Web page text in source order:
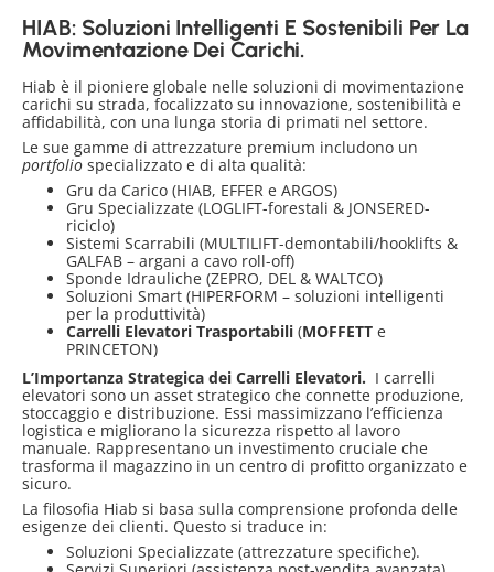
HIAB: Soluzioni Intelligenti E Sostenibili Per La
Movimentazione Dei Carichi.
Hiab è il pioniere globale nelle soluzioni di movimentazione
carichi su strada, focalizzato su innovazione, sostenibilità e
affidabilità, con una lunga storia di primati nel settore.
Le sue gamme di attrezzature premium includono un
portfolio specializzato e di alta qualità:
Gru da Carico (HIAB, EFFER e ARGOS)
Gru Specializzate (LOGLIFT-forestali & JONSERED-
riciclo)
Sistemi Scarrabili (MULTILIFT-demontabili/hooklifts &
GALFAB – argani a cavo roll-off)
Sponde Idrauliche (ZEPRO, DEL & WALTCO)
Soluzioni Smart (HIPERFORM – soluzioni intelligenti
per la produttività)
Carrelli Elevatori Trasportabili (MOFFETT e
PRINCETON)
L’Importanza Strategica dei Carrelli Elevatori. I carrelli
elevatori sono un asset strategico che connette produzione,
stoccaggio e distribuzione. Essi massimizzano l’efficienza
logistica e migliorano la sicurezza rispetto al lavoro
manuale. Rappresentano un investimento cruciale che
trasforma il magazzino in un centro di profitto organizzato e
sicuro.
La filosofia Hiab si basa sulla comprensione profonda delle
esigenze dei clienti. Questo si traduce in:
Soluzioni Specializzate (attrezzature specifiche).